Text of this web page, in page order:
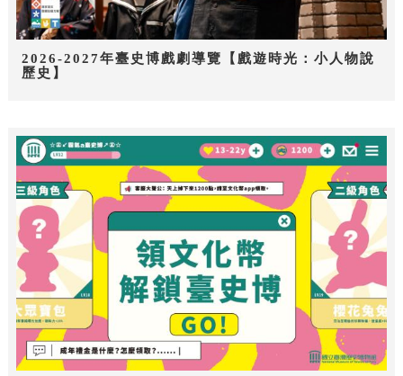
2026-2027年臺史博戲劇導覽【戲遊時光：小人物說
歷史】